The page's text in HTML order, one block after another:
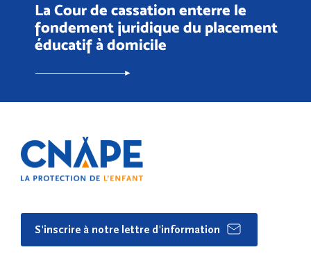
La Cour de cassation enterre le
fondement juridique du placement
éducatif à domicile
S'inscrire à notre lettre d'information